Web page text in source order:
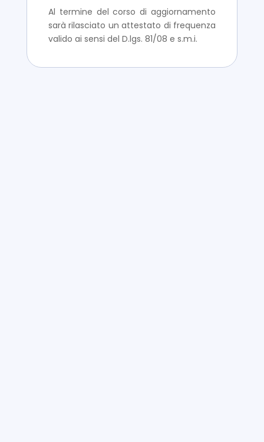
Al termine del corso di aggiornamento
sarà rilasciato un attestato di frequenza
valido ai sensi del D.lgs. 81/08 e s.m.i.